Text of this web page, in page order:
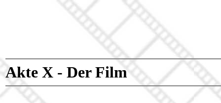
Akte X - Der Film